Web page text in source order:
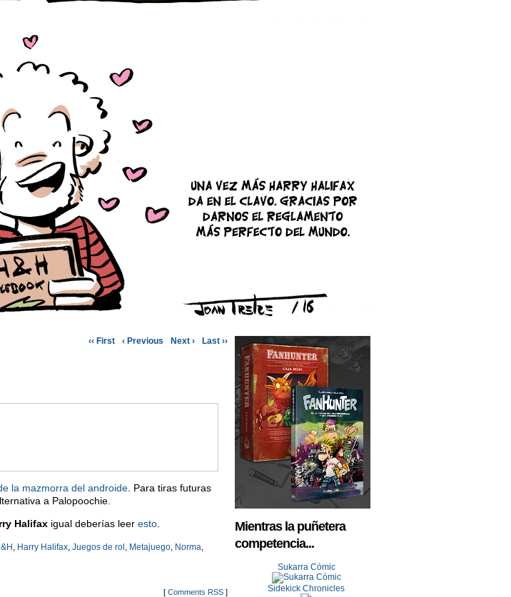
‹‹ First ‹ Previous Next › Last ››
la mazmorra del androide . Para tiras futuras
a Palopoochie.
Halifax igual deberías leer esto
, Harry Halifax, Juegos de rol , Metajuego, Norma,
[ Comments RSS ]
Mientras la puñetera
competencia...
Sukarra Cómic
Sidekick Chronicles